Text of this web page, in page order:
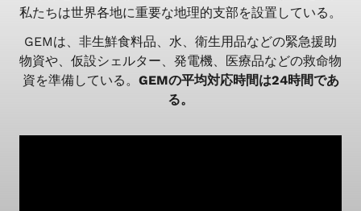
私たちは世界各地に重要な地理的支部を設置している。
GEMは、非生鮮食料品、水、衛生用品などの緊急援助
物資や、仮設シェルター、発電機、医療品などの救命物
資を準備している。 GEMの平均対応時間は24時間であ
る。